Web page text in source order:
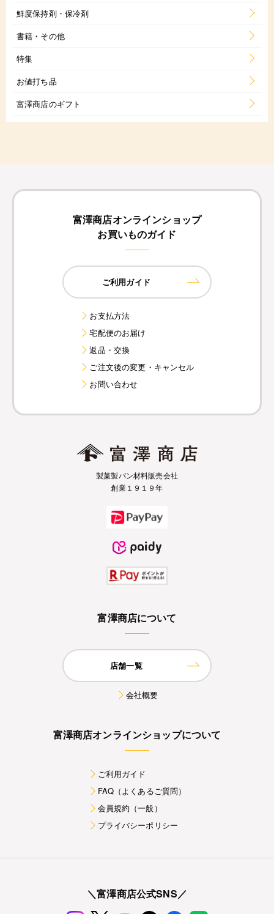
鮮度保持剤・保冷剤
書籍・その他
特集
お値打ち品
富澤商店のギフト
富澤商店オンラインショップ
お買いものガイド
ご利用ガイド
お支払方法
宅配便のお届け
返品・交換
ご注文後の変更・キャンセル
お問い合わせ
製菓製パン材料販売会社
創業１９１９年
富澤商店について
店舗一覧
会社概要
富澤商店オンラインショップについて
ご利用ガイド
FAQ（よくあるご質問）
会員規約（一般）
プライバシーポリシー
＼富澤商店公式SNS／